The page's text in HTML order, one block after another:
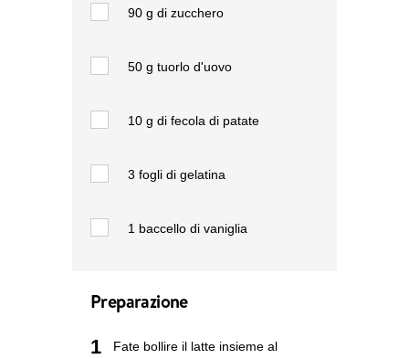
90 g di zucchero
50 g tuorlo d'uovo
10 g di fecola di patate
3 fogli di gelatina
1 baccello di vaniglia
Preparazione
1
Fate bollire il latte insieme al